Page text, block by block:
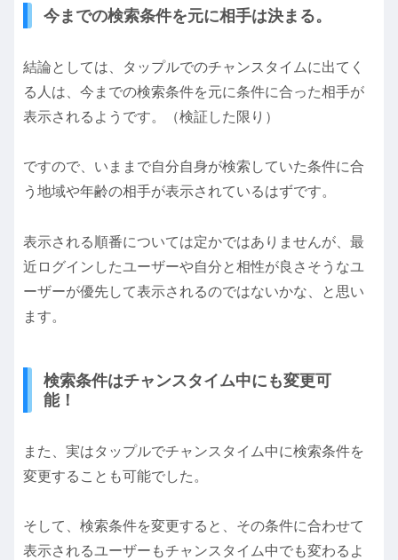
今までの検索条件を元に相手は決まる。
結論としては、タップルでのチャンスタイムに出てく
る人は、今までの検索条件を元に条件に合った相手が
表示されるようです。（検証した限り）
ですので、いままで自分自身が検索していた条件に合
う地域や年齢の相手が表示されているはずです。
表示される順番については定かではありませんが、最
近ログインしたユーザーや自分と相性が良さそうなユ
ーザーが優先して表示されるのではないかな、と思い
ます。
検索条件はチャンスタイム中にも変更可
能！
また、実はタップルでチャンスタイム中に検索条件を
変更することも可能でした。
そして、検索条件を変更すると、その条件に合わせて
表示されるユーザーもチャンスタイム中でも変わるよ